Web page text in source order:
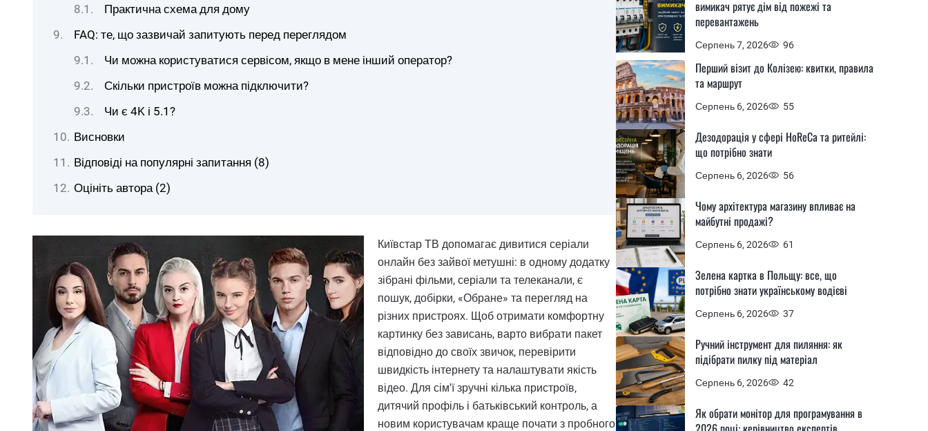
Практична схема для дому
FAQ: те, що зазвичай запитують перед переглядом
Чи можна користуватися сервісом, якщо в мене інший оператор?
Скільки пристроїв можна підключити?
Чи є 4K і 5.1?
Висновки
Відповіді на популярні запитання (8)
Оцініть автора (2)
Київстар ТВ допомагає дивитися серіали
онлайн без зайвої метушні: в одному додатку
зібрані фільми, серіали та телеканали, є
пошук, добірки, «Обране» та перегляд на
різних пристроях. Щоб отримати комфортну
картинку без зависань, варто вибрати пакет
відповідно до своїх звичок, перевірити
швидкість інтернету та налаштувати якість
відео. Для сім'ї зручні кілька пристроїв,
дитячий профіль і батьківський контроль, а
новим користувачам краще почати з пробного
Серпень 7, 2026 96
вимикач рятує дім від пожежі та
перевантажень
Серпень 6, 2026 55
Перший візит до Колізею: квитки, правила
та маршрут
Серпень 6, 2026 56
Дезодорація у сфері HoReCa та ритейлі:
що потрібно знати
Серпень 6, 2026 61
Чому архітектура магазину впливає на
майбутні продажі?
Серпень 6, 2026 37
Зелена картка в Польщу: все, що
потрібно знати українському водієві
Серпень 6, 2026 42
Ручний інструмент для пиляння: як
підібрати пилку під матеріал
Як обрати монітор для програмування в